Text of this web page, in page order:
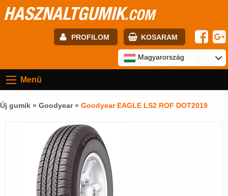
HASZNALTGUMIK.COM
PROFILOM KOSARAM
Jelszó:
Regisztráció
Magyarország
Menü
Új gumik » Goodyear» Goodyear EAGLE LS2 ROF DOT2019